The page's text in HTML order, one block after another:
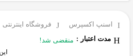
اسنپ اکسپرس
فروشگاه اینترنتی
مدت اعتبار : منقضی شد!